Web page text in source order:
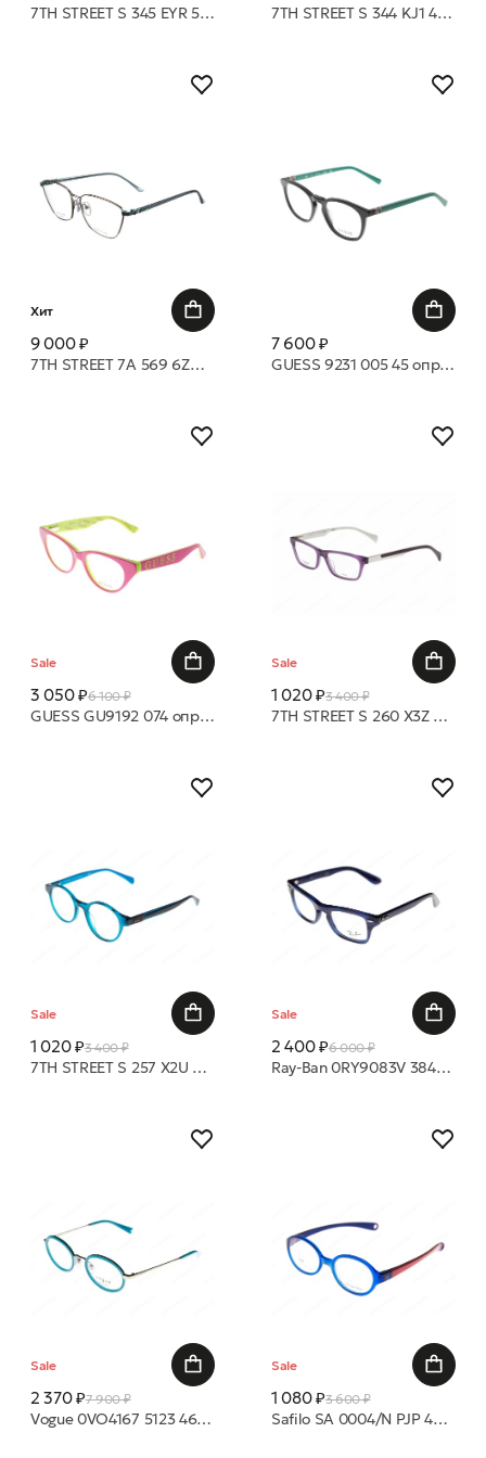
7TH STREET S 345 EYR 50 18 оправа 7TH STREET S 344 KJ1 49 18 оправа
Хит
9 000 ₽
7TH STREET 7A 569 6ZD 54 16 оправа
7 600 ₽
GUESS 9231 005 45 оправа
Sale
3 050 ₽6 100 ₽
GUESS GU9192 074 оправа
Sale
1 020 ₽3 400 ₽
7TH STREET S 260 X3Z 48 15 оправа
Sale
1 020 ₽3 400 ₽
7TH STREET S 257 X2U 44 19 оправа
Sale
2 400 ₽6 000 ₽
Ray-Ban 0RY9083V 3848 43 19 оправа
Sale
2 370 ₽7 900 ₽
Vogue 0VO4167 5123 46 19 оправа
Sale
1 080 ₽3 600 ₽
Safilo SA 0004/N PJP 42 16 оправа